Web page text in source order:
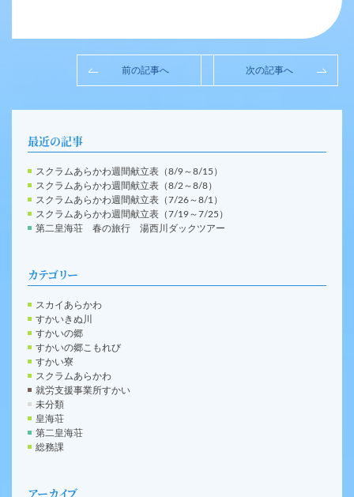
前の記事へ 次の記事へ
最近の記事
スクラムあらかわ週間献立表（8/9～8/15）
スクラムあらかわ週間献立表（8/2～8/8）
スクラムあらかわ週間献立表（7/26～8/1）
スクラムあらかわ週間献立表（7/19～7/25）
第二皇海荘 春の旅行 湯西川ダックツアー
カテゴリー
スカイあらかわ
すかいきぬ川
すかいの郷
すかいの郷こもれび
すかい寮
スクラムあらかわ
就労支援事業所すかい
未分類
皇海荘
第二皇海荘
総務課
アーカイブ